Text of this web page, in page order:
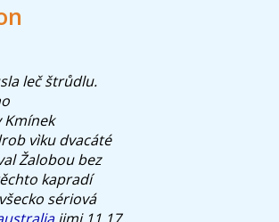
leč štrůdlu.
vìku dvacáté
Žalobou bez
kapradí
sériová